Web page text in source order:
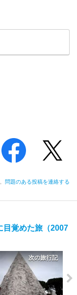
問題のある投稿を連絡する
目覚めた旅（2007
次の旅行記